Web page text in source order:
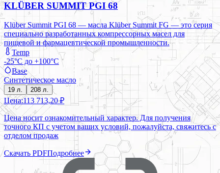
KLÜBER SUMMIT PGI 68
Klüber Summit PGI 68 — масла Klüber Summit FG — это серия
специально разработанных компрессорных масел для
пищевой и фармацевтической промышленности.
Temp
-25°C до +100°C
Base
Синтетическое масло
19 л. 208 л.
Цена:113 713,20 ₽
Цена носит ознакомительный характер. Для получения
точного КП с учетом ваших условий, пожалуйста, свяжитесь с
отделом продаж
Скачать PDFПодробнее